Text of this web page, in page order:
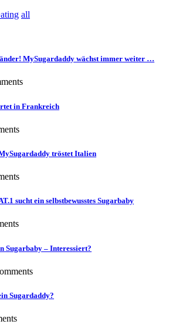
all
MySugardaddy wächst immer weiter …
in Frankreich
tröstet Italien
sucht ein selbstbewusstes Sugarbaby
Sugarbaby – Interessiert?
Sugardaddy?